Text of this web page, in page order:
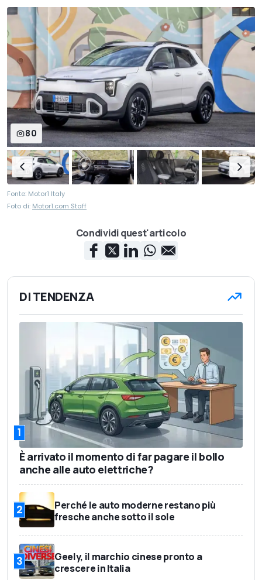
80
Fonte: Motor1 Italy
Foto di: Motor1.com Staff
Condividi quest'articolo
DI TENDENZA
1
È arrivato il momento di far pagare il bollo
anche alle auto elettriche?
2
Perché le auto moderne restano più
fresche anche sotto il sole
3
Geely, il marchio cinese pronto a
crescere in Italia